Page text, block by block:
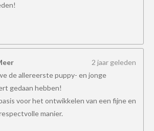
2 jaar geleden
de allereerste puppy- en jonge
gedaan hebben!
voor het ontwikkelen van een fijne en
manier.